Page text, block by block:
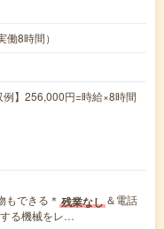
8時間）
】256,000円=時給×8時間
もできる＊ 残業なし ＆電話
る機械をレ…